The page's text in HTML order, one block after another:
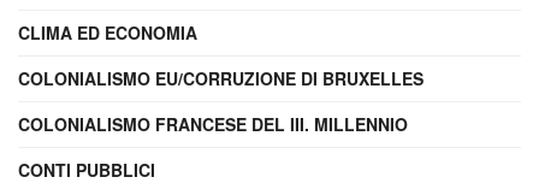
CLIMA ED ECONOMIA
COLONIALISMO EU/CORRUZIONE DI BRUXELLES
COLONIALISMO FRANCESE DEL III. MILLENNIO
CONTI PUBBLICI